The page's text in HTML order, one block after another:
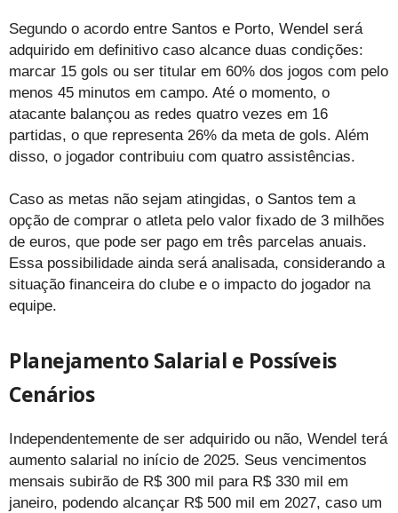
Segundo o acordo entre Santos e Porto, Wendel será
adquirido em definitivo caso alcance duas condições:
marcar 15 gols ou ser titular em 60% dos jogos com pelo
menos 45 minutos em campo. Até o momento, o
atacante balançou as redes quatro vezes em 16
partidas, o que representa 26% da meta de gols. Além
disso, o jogador contribuiu com quatro assistências.
Caso as metas não sejam atingidas, o Santos tem a
opção de comprar o atleta pelo valor fixado de 3 milhões
de euros, que pode ser pago em três parcelas anuais.
Essa possibilidade ainda será analisada, considerando a
situação financeira do clube e o impacto do jogador na
equipe.
Planejamento Salarial e Possíveis
Cenários
Independentemente de ser adquirido ou não, Wendel terá
aumento salarial no início de 2025. Seus vencimentos
mensais subirão de R$ 300 mil para R$ 330 mil em
janeiro, podendo alcançar R$ 500 mil em 2027, caso um